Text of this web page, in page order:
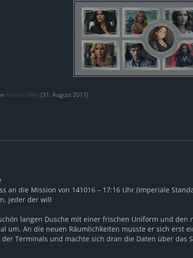
Kirana Zero (31. August 2017)
an die Mission von 141016 – 17:16 Uhr (Imperiale
jeder der will
langen Dusche mit einer frischen Uniform und den
um. An die neuen Räumlichkeiten musste er sich erst
Terminals und machte sich dran die Daten über das